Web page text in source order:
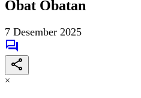
Obat Obatan
7 Desember 2025
×